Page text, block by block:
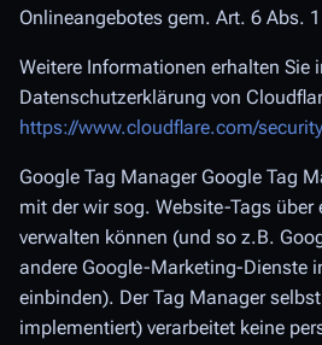
Onlineangebotes gem. Art. 6 Abs.
Weitere Informationen erhalten Sie
Datenschutzerklärung von
https://www.cloudflare.com/
Google Tag Manager Google Tag
mit der wir sog. Website-Tags über
verwalten können (und so z.B.
andere Google-Marketing-Dienste
einbinden). Der Tag Manager
implementiert) verarbeitet keine